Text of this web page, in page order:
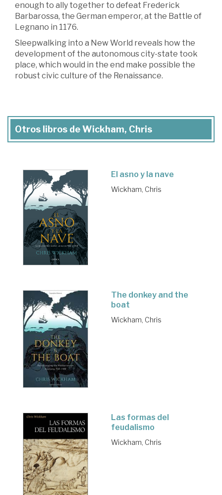
enough to ally together to defeat Frederick
Barbarossa, the German emperor, at the Battle of
Legnano in 1176.
Sleepwalking into a New World reveals how the
development of the autonomous city-state took
place, which would in the end make possible the
robust civic culture of the Renaissance.
Otros libros de Wickham, Chris
El asno y la nave
Wickham, Chris
The donkey and the
boat
Wickham, Chris
Las formas del
feudalismo
Wickham, Chris